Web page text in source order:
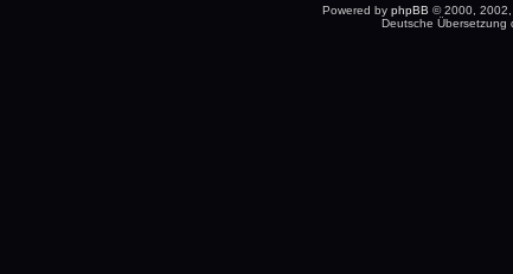
Powered by phpBB © 2000,
Deutsche Übersetzung